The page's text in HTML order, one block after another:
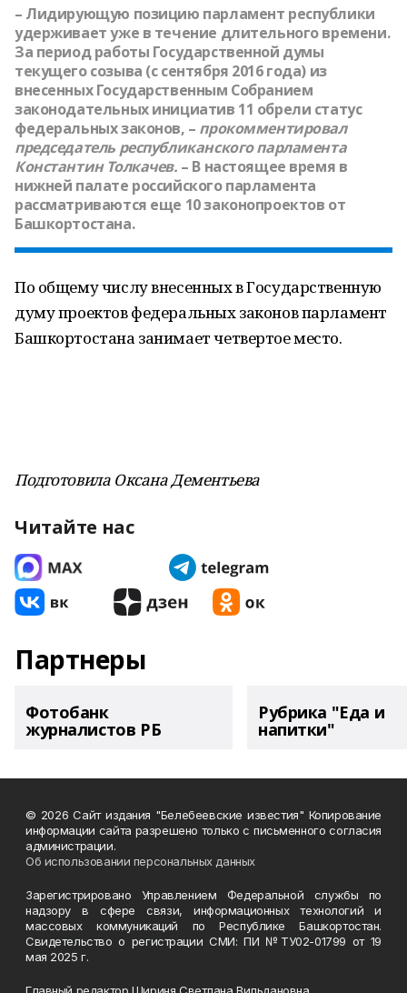
– Лидирующую позицию парламент республики
удерживает уже в течение длительного времени.
За период работы Государственной думы
текущего созыва (с сентября 2016 года) из
внесенных Государственным Собранием
законодательных инициатив 11 обрели статус
федеральных законов, – прокомментировал
председатель республиканского парламента
Константин Толкачев. – В настоящее время в
нижней палате российского парламента
рассматриваются еще 10 законопроектов от
Башкортостана.
По общему числу внесенных в Государственную
думу проектов федеральных законов парламент
Башкортостана занимает четвертое место.
Подготовила Оксана Дементьева
Читайте нас
Партнеры
Фотобанк
журналистов РБ
Рубрика "Еда и
напитки"
© 2026 Сайт издания "Белебеевские известия" Копирование
информации сайта разрешено только с письменного согласия
администрации.
Об использовании персональных данных
Зарегистрировано Управлением Федеральной службы по
надзору в сфере связи, информационных технологий и
массовых коммуникаций по Республике Башкортостан.
Свидетельство о регистрации СМИ: ПИ №ТУ02-01799 от 19
мая 2025 г.